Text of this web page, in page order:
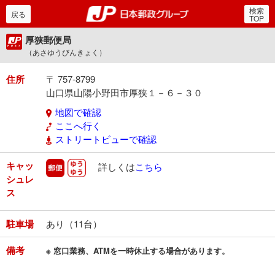
郵便局・日本郵政グルー
戻る 検索
TOP
厚狭郵便局
（あさゆうびんきょく）
住所
〒 757-8799
山口県山陽小野田市厚狭１－６－３０
地図で確認
ここへ行く
ストリートビューで確認
キャッ
シュレ
ス
郵便 ゆうゆう
詳しくはこちら
駐車場 あり（11台）
備考 ※ 窓口業務、ATMを一時休止する場合があります。